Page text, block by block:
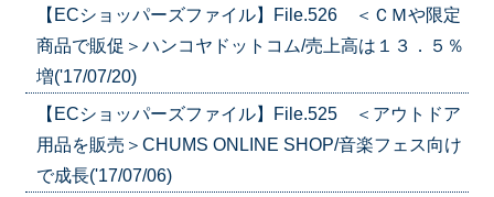
【ECショッパーズファイル】File.526 ＜ＣＭや限定
商品で販促＞ハンコヤドットコム/売上高は１３．５％
増('17/07/20)
【ECショッパーズファイル】File.525 ＜アウトドア
用品を販売＞CHUMS ONLINE SHOP/音楽フェス向け
で成長('17/07/06)